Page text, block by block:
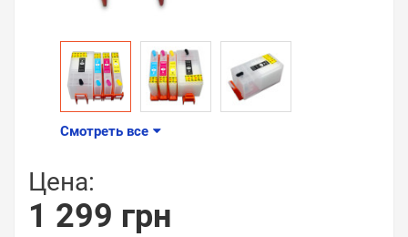
Смотреть все
Цена:
1 299 грн